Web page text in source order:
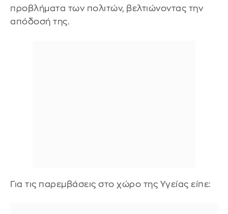
προβλήματα των πολιτών, βελτιώνοντας την
απόδοσή της.
Για τις παρεμβάσεις στο χώρο της Υγείας είπε: